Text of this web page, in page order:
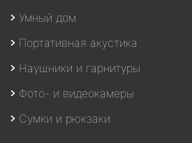
Умный дом
Портативная акустика
Наушники и гарнитуры
Фото- и видеокамеры
Сумки и рюкзаки